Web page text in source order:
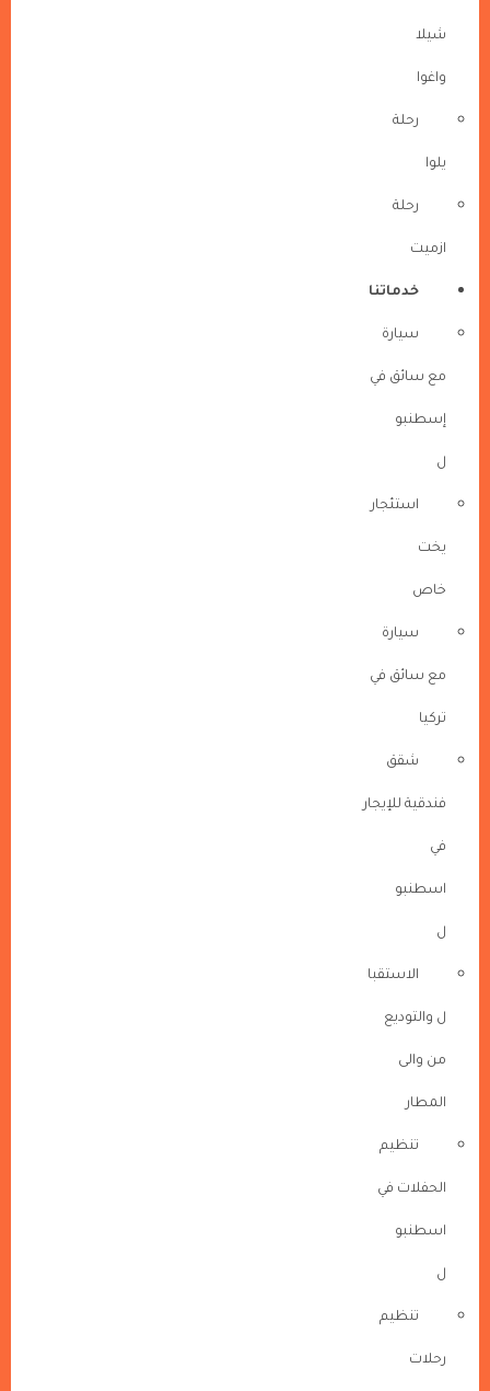
شيلا
واغوا
رحلة
يلوا
رحلة
ازميت
خدماتنا
سيارة
مع سائق في
إسطنبو
ل
استئجار
يخت
خاص
سيارة
مع سائق في
تركيا
شقق
فندقية للإيجار
في
اسطنبو
ل
الاستقبا
ل والتوديع
من والى
المطار
تنظيم
الحفلات في
اسطنبو
ل
تنظيم
رحلات